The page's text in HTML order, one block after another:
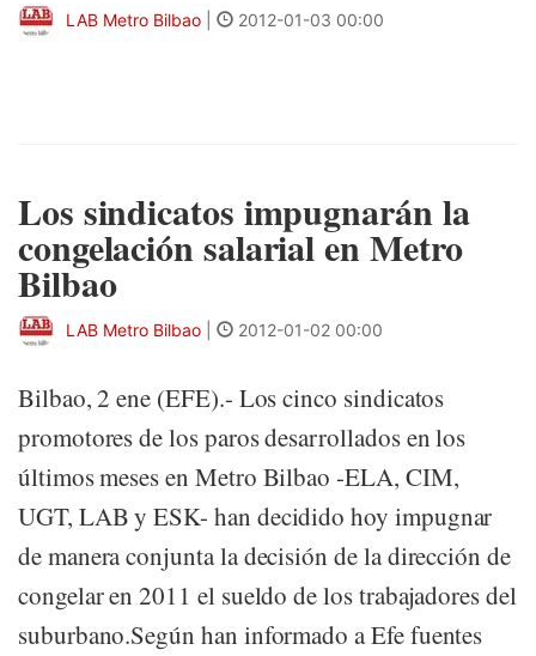
LAB Metro Bilbao 2012-01-03 00:00
Los sindicatos impugnarán la
congelación salarial en Metro
Bilbao
LAB Metro Bilbao 2012-01-02 00:00
Bilbao, 2 ene (EFE).- Los cinco sindicatos
promotores de los paros desarrollados en los
últimos meses en Metro Bilbao -ELA, CIM,
UGT, LAB y ESK- han decidido hoy impugnar
de manera conjunta la decisión de la dirección de
congelar en 2011 el sueldo de los trabajadores del
suburbano.Según han informado a Efe fuentes